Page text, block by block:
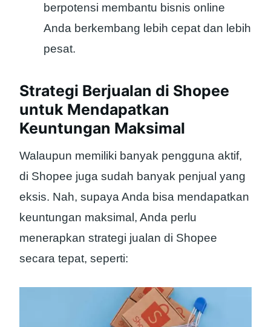
berpotensi membantu bisnis online
Anda berkembang lebih cepat dan lebih
pesat.
Strategi Berjualan di Shopee
untuk Mendapatkan
Keuntungan Maksimal
Walaupun memiliki banyak pengguna aktif,
di Shopee juga sudah banyak penjual yang
eksis. Nah, supaya Anda bisa mendapatkan
keuntungan maksimal, Anda perlu
menerapkan strategi jualan di Shopee
secara tepat, seperti: